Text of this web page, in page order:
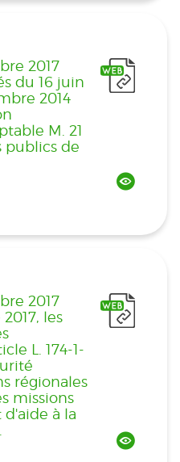
2017
du 16 juin
2014
M. 21
publics de
2017
les
L. 174-1-
régionales
missions
à la